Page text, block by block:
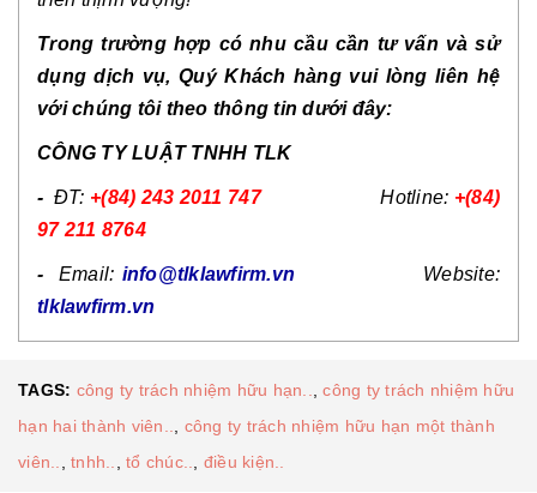
Trong trường hợp có nhu cầu cần tư vấn và sử
dụng dịch vụ, Quý Khách hàng vui lòng liên hệ
với chúng tôi theo thông tin dưới đây:
CÔNG TY LUẬT TNHH TLK
- ĐT: +(84) 243 2011 747 Hotline: +(84)
97 211 8764
- Email: info@tlklawfirm.vn
Website:
tlklawfirm.vn
TAGS: công ty trách nhiệm hữu hạn..,công ty trách nhiệm hữu
hạn hai thành viên.., công ty trách nhiệm hữu hạn một thành
viên.., tnhh.., tổ chúc.., điều kiện..